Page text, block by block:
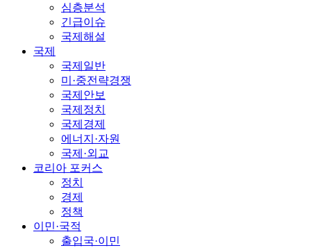
심층분석
긴급이슈
국제해설
국제
국제일반
미·중전략경쟁
국제안보
국제정치
국제경제
에너지·자원
국제·외교
코리아 포커스
정치
경제
정책
이민·국적
출입국·이민